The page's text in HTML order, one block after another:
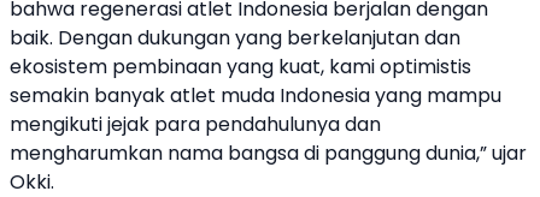
bahwa regenerasi atlet Indonesia berjalan dengan
baik. Dengan dukungan yang berkelanjutan dan
ekosistem pembinaan yang kuat, kami optimistis
semakin banyak atlet muda Indonesia yang mampu
mengikuti jejak para pendahulunya dan
mengharumkan nama bangsa di panggung dunia,” ujar
Okki.